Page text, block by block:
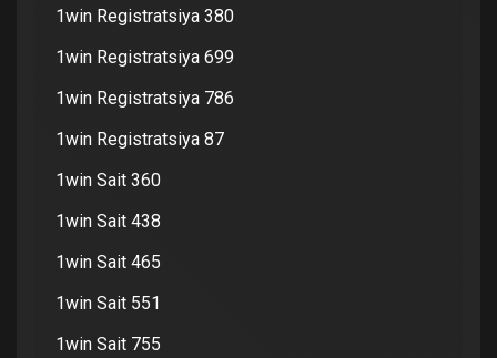
1win Registratsiya 380
1win Registratsiya 699
1win Registratsiya 786
1win Registratsiya 87
1win Sait 360
1win Sait 438
1win Sait 465
1win Sait 551
1win Sait 755